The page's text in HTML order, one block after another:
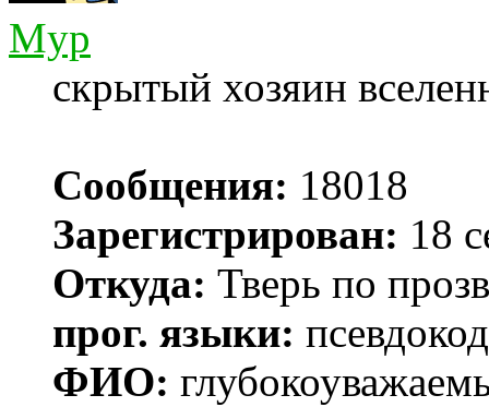
Myp
скрытый хозяин
Сообщения: 18018
Зарегистрирован: 18
Откуда: Тверь по
прог. языки:
ФИО: